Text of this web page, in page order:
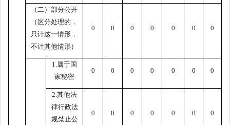
（二）部分公开
（区分处理的，
只计这一情形，
不计其他情形）
0 0 0 0 0 0 0
1.属于国
家秘密
0 0 0 0 0 0 0
2.其他法
律行政法
规禁止公
0 0 0 0 0 0 0